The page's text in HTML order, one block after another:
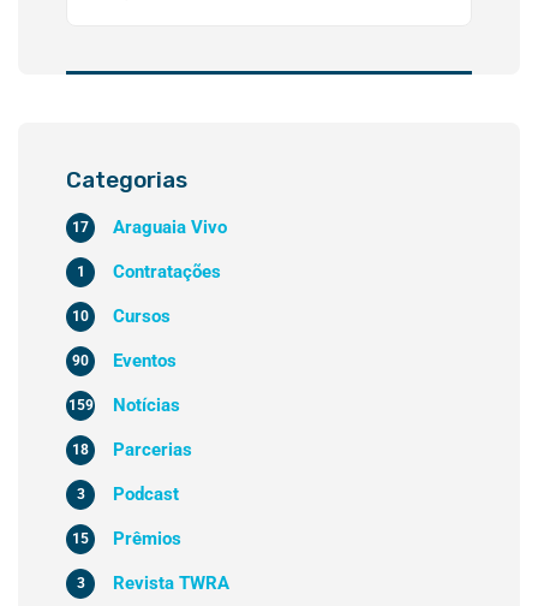
Categorias
Araguaia Vivo
17
Contratações
1
Cursos
10
Eventos
90
Notícias
159
Parcerias
18
Podcast
3
Prêmios
15
Revista TWRA
3